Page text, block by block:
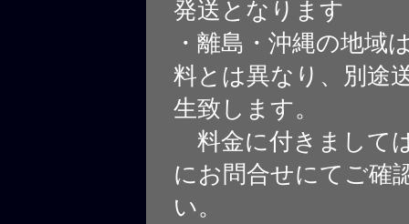
発送となります
・離島・沖縄の地域
料とは異なり、別途
生致します。
料金に付きまして
にお問合せにてご確
い。